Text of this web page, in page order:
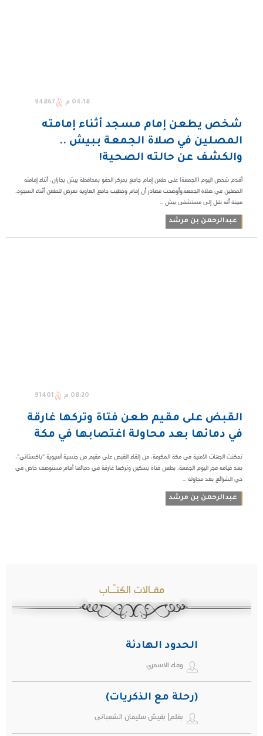
04:18 م 94867
شخص يطعن إمام مسجد أثناء إمامته
المصلين في صلاة الجمعة ببيش ..
والكشف عن حالته الصحية!
أقدم شخص اليوم (الجمعة) على طعن إمام جامع بمركز الحقو بمحافظة بيش بجازان، أثناء إمامته
المصلين في صلاة الجمعة.وأوضحت مصادر أن إمام وخطيب جامع الغاوية تعرض للطعن أثناء السجود،
مبينة أنه نقل إلى مستشفى بيش ...
عبدالرحمن بن مرشد
08:20 م 91401
القبض على مقيم طعن فتاة وتركها غارقة
في دمائها بعد محاولة اغتصابها في مكة
تمكنت الجهات الأمنية في مكة المكرمة، من إلقاء القبض على مقيم من جنسية آسيوية “باكستاني”،
بعد قيامه فجر اليوم الجمعة، بطعن فتاة بسكين وتركها غارقة في دمائها أمام مستوصف خاص في
حي الشرائع بعد محاولة ...
عبدالرحمن بن مرشد
مقـالات الكتـّـاب
الحدود الهادئة
وفاء الاسمري
(رحلة مع الذكريات)
بقلم| بقيش سليمان الشعباني